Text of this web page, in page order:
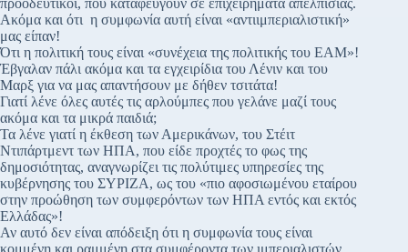
προοδευτικοί, που καταφεύγουν σε επιχειρήματα απελπισίας.
Ακόμα και ότι η συμφωνία αυτή είναι «αντιιμπεριαλιστική»
μας είπαν!
Ότι η πολιτική τους είναι «συνέχεια της πολιτικής του ΕΑΜ»!
Έβγαλαν πάλι ακόμα και τα εγχειρίδια του Λένιν και του
Μαρξ για να μας απαντήσουν με δήθεν τσιτάτα!
Γιατί λένε όλες αυτές τις αρλούμπες που γελάνε μαζί τους
ακόμα και τα μικρά παιδιά;
Τα λένε γιατί η έκθεση των Αμερικάνων, του Στέιτ
Ντιπάρτμεντ των ΗΠΑ, που είδε προχτές το φως της
δημοσιότητας, αναγνωρίζει τις πολύτιμες υπηρεσίες της
κυβέρνησης του ΣΥΡΙΖΑ, ως του «πιο αφοσιωμένου εταίρου
στην προώθηση των συμφερόντων των ΗΠΑ εντός και εκτός
Ελλάδας»!
Αν αυτό δεν είναι απόδειξη ότι η συμφωνία τους είναι
κομμένη και ραμμένη στα συμφέροντα των ιμπεριαλιστών